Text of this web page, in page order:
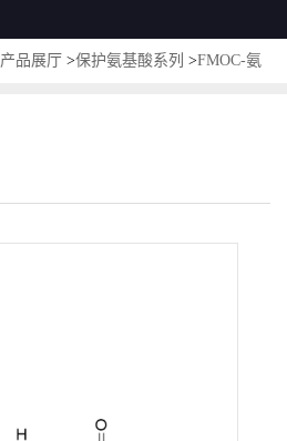
产品展厅 >保护氨基酸系列 >FMOC-氨